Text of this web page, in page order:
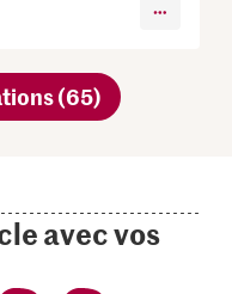
(65)
avec vos